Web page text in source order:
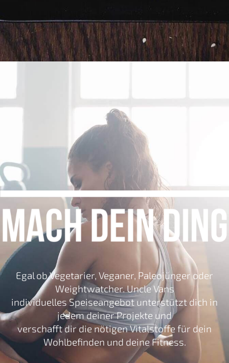
Egal ob Vegetarier, Veganer, Paleojünger oder
Weightwatcher. Uncle Vans
individuelles Speiseangebot unterstützt dich in
jedem deiner Projekte und
verschafft dir die nötigen Vitalstoffe für dein
Wohlbefinden und deine Fitness.